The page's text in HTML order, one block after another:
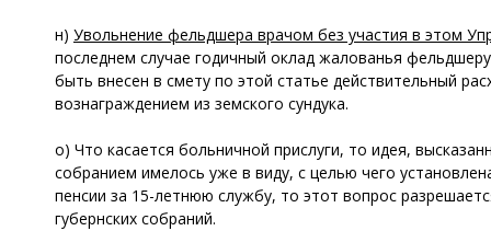
н) Увольнение фельдшера врачом без участия в этом
последнем случае годичный оклад жалованья
быть внесен в смету по этой статье действительный
вознаграждением из земского сундука.
о) Что касается больничной прислуги, то идея,
собранием имелось уже в виду, с целью чего
пенсии за 15-летнюю службу, то этот вопрос
губернских собраний.